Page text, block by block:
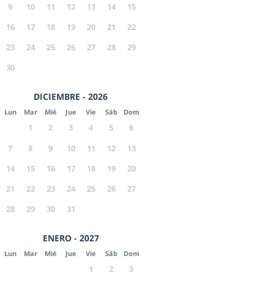
9
10 11 12 13 14
15
16
17 18 19 20 21
22
23
24 25 26 27 28
29
30
DICIEMBRE - 2026
Lun Mar Mié Jue Vie Sáb Dom
1 2 3 4 5
6
7
8 9 10 11 12
13
14
15 16 17 18 19
20
21
22 23 24 25 26
27
28
29 30 31
ENERO - 2027
Lun Mar Mié Jue Vie Sáb Dom
1 2
3